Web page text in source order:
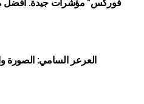
العرعر السامي: الصورة